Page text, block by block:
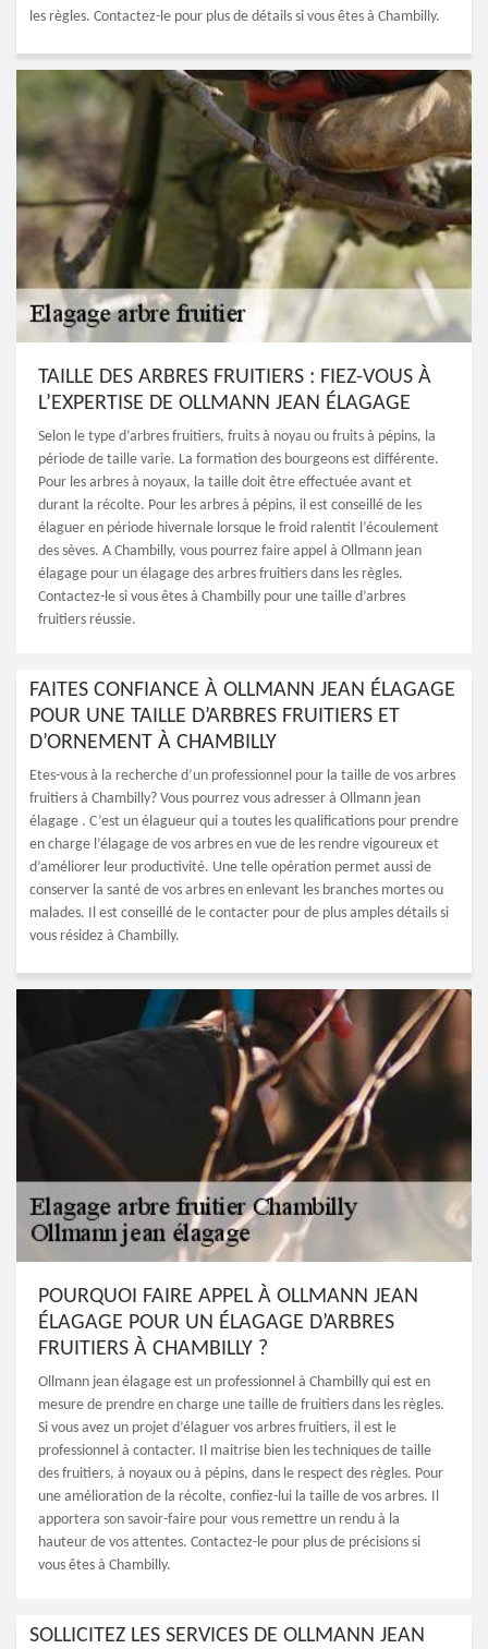
les règles. Contactez-le pour plus de détails si vous êtes à Chambilly.
TAILLE DES ARBRES FRUITIERS : FIEZ-VOUS À
L’EXPERTISE DE OLLMANN JEAN ÉLAGAGE
Selon le type d’arbres fruitiers, fruits à noyau ou fruits à pépins, la
période de taille varie. La formation des bourgeons est différente.
Pour les arbres à noyaux, la taille doit être effectuée avant et
durant la récolte. Pour les arbres à pépins, il est conseillé de les
élaguer en période hivernale lorsque le froid ralentit l’écoulement
des sèves. A Chambilly, vous pourrez faire appel à Ollmann jean
élagage pour un élagage des arbres fruitiers dans les règles.
Contactez-le si vous êtes à Chambilly pour une taille d’arbres
fruitiers réussie.
FAITES CONFIANCE À OLLMANN JEAN ÉLAGAGE
POUR UNE TAILLE D’ARBRES FRUITIERS ET
D’ORNEMENT À CHAMBILLY
Etes-vous à la recherche d’un professionnel pour la taille de vos arbres
fruitiers à Chambilly? Vous pourrez vous adresser à Ollmann jean
élagage . C’est un élagueur qui a toutes les qualifications pour prendre
en charge l’élagage de vos arbres en vue de les rendre vigoureux et
d’améliorer leur productivité. Une telle opération permet aussi de
conserver la santé de vos arbres en enlevant les branches mortes ou
malades. Il est conseillé de le contacter pour de plus amples détails si
vous résidez à Chambilly.
POURQUOI FAIRE APPEL À OLLMANN JEAN
ÉLAGAGE POUR UN ÉLAGAGE D’ARBRES
FRUITIERS À CHAMBILLY ?
Ollmann jean élagage est un professionnel à Chambilly qui est en
mesure de prendre en charge une taille de fruitiers dans les règles.
Si vous avez un projet d’élaguer vos arbres fruitiers, il est le
professionnel à contacter. Il maitrise bien les techniques de taille
des fruitiers, à noyaux ou à pépins, dans le respect des règles. Pour
une amélioration de la récolte, confiez-lui la taille de vos arbres. Il
apportera son savoir-faire pour vous remettre un rendu à la
hauteur de vos attentes. Contactez-le pour plus de précisions si
vous êtes à Chambilly.
SOLLICITEZ LES SERVICES DE OLLMANN JEAN